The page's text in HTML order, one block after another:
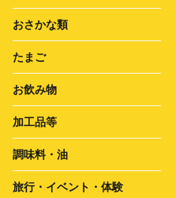
おさかな類
たまご
お飲み物
加工品等
調味料・油
旅行・イベント・体験